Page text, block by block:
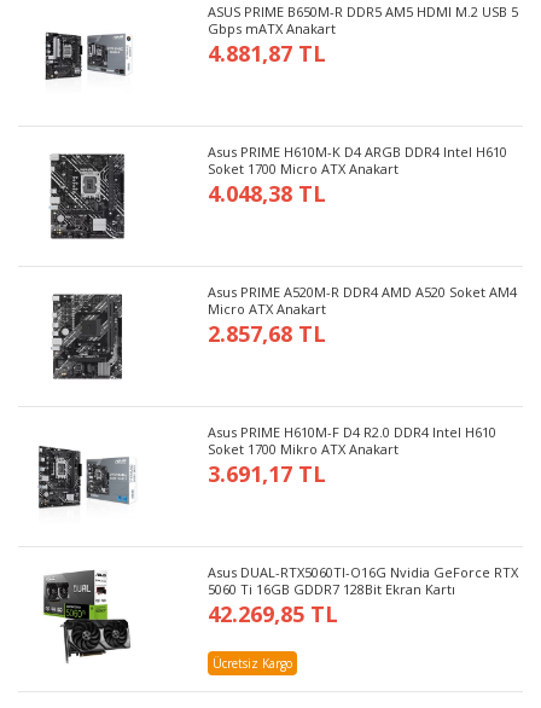
ASUS PRIME B650M-R DDR5 AM5 HDMI M.2 USB 5
Gbps mATX Anakart
4.881,87 TL
Asus PRIME H610M-K D4 ARGB DDR4 Intel H610
Soket 1700 Micro ATX Anakart
4.048,38 TL
Asus PRIME A520M-R DDR4 AMD A520 Soket AM4
Micro ATX Anakart
2.857,68 TL
Asus PRIME H610M-F D4 R2.0 DDR4 Intel H610
Soket 1700 Mikro ATX Anakart
3.691,17 TL
Asus DUAL-RTX5060TI-O16G Nvidia GeForce RTX
5060 Ti 16GB GDDR7 128Bit Ekran Kartı
42.269,85 TL
Ücretsiz Kargo